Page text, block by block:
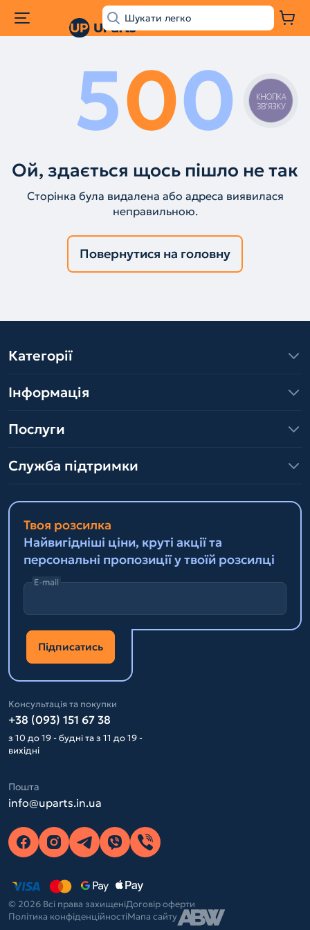
500
Ой, здається щось пішло не так
Сторінка була видалена або адреса виявилася
неправильною.
Повернутися на головну
Категорії
Інформація
Послуги
Служба підтримки
Твоя розсилка
Найвигідніші ціни, круті акції та
персональні пропозиції у твоїй розсилці
E-mail
Підписатись
Консультація та покупки
+38 (093) 151 67 38
з 10 до 19 - будні та з 11 до 19 -
вихідні
Пошта
info@uparts.in.ua
© 2026 Всі права захищеніДоговір оферти
Політика конфіденційностіМапа сайту
КНОПКА
ЗВ'ЯЗКУ